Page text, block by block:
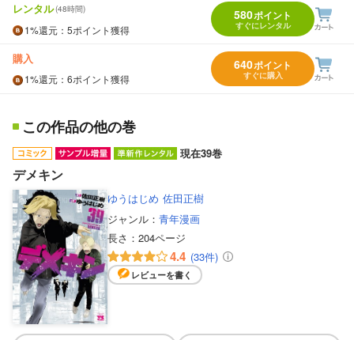
レンタル(48時間)
1%還元 ：5ポイント獲得
580ポイント
すぐにレンタル
購入
1%還元 ：6ポイント獲得
640ポイント
すぐに購入
この作品の他の巻
現在39巻
デメキン
ゆうはじめ 佐田正樹
ジャンル： 青年漫画
長さ： 204ページ
4.4 (33件)
レビューを書く